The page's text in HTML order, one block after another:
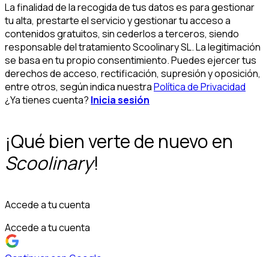
La finalidad de la recogida de tus datos es para gestionar
tu alta, prestarte el servicio y gestionar tu acceso a
contenidos gratuitos, sin cederlos a terceros, siendo
responsable del tratamiento Scoolinary SL. La legitimación
se basa en tu propio consentimiento. Puedes ejercer tus
derechos de acceso, rectificación, supresión y oposición,
entre otros, según indica nuestraPolítica de Privacidad
¿Ya tienes cuenta? Inicia sesión
¡Qué bien verte de nuevo en
Scoolinary!
Accede a tu cuenta
Accede a tu cuenta